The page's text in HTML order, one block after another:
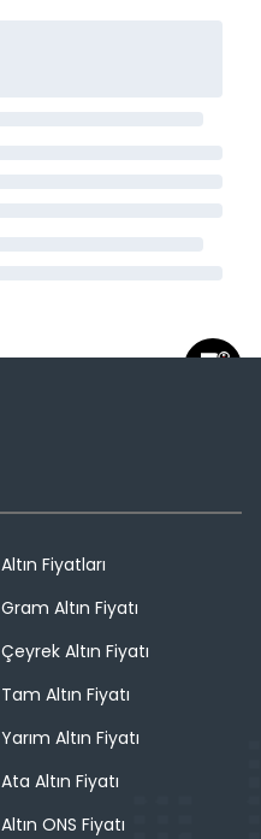
Altın Fiyatları
Gram Altın Fiyatı
Çeyrek Altın Fiyatı
Tam Altın Fiyatı
Yarım Altın Fiyatı
Ata Altın Fiyatı
Altın ONS Fiyatı